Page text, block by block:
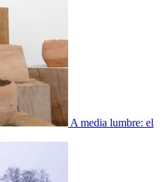
A media lumbre: el